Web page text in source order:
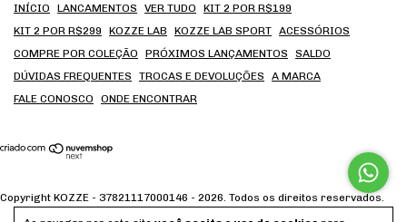
INÍCIO LANCAMENTOS VER TUDO
KIT 2 POR R$199
KIT 2 POR R$299
KOZZE LAB KOZZE LAB SPORT ACESSÓRIOS
COMPRE POR COLEÇÃO
PRÓXIMOS LANÇAMENTOS
SALDO
DÚVIDAS FREQUENTES
TROCAS E DEVOLUÇÕES
A MARCA
FALE CONOSCO
ONDE ENCONTRAR
Copyright KOZZE - 37821117000146 - 2026. Todos os direitos reservados.